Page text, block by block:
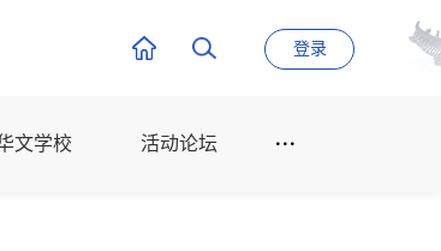
登录
文学校 活动论坛